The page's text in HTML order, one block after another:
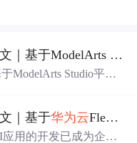
基于ModelArts Studio平台使用Python
ModelArts Studio平台
｜基于华为云Flexus&
用的开发已成为企业